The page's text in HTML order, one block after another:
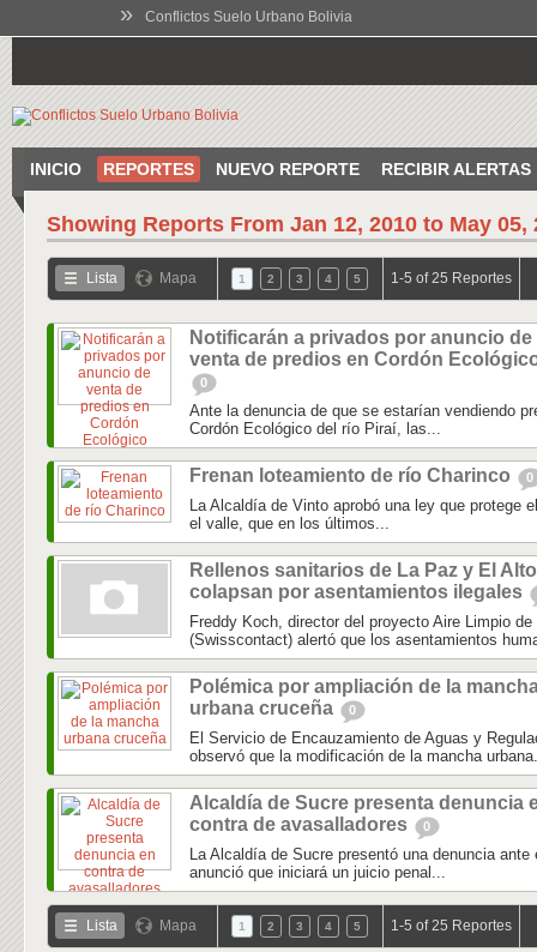
» Conflictos Suelo Urbano Bolivia
INICIO REPORTES NUEVO REPORTE RECIBIR ALERTAS
Showing Reports From Jan 12, 2010 to May 05,
Lista Mapa 1 2 3 4 5 1-5 of 25 Reportes
Notificarán a privados por anuncio de
venta de predios en Cordón
0
Ante la denuncia de que se estarían vendiendo
Cordón Ecológico del río Piraí, las...
Frenan loteamiento de río Charinco 0
La Alcaldía de Vinto aprobó una ley que protege
el valle, que en los últimos...
Rellenos sanitarios de La Paz y El Alto
colapsan por asentamientos ilegales
Freddy Koch, director del proyecto Aire Limpio
(Swisscontact) alertó que los asentamientos
Polémica por ampliación de la
urbana cruceña
0
El Servicio de Encauzamiento de Aguas y
observó que la modificación de la mancha
Alcaldía de Sucre presenta denuncia
contra de avasalladores
0
La Alcaldía de Sucre presentó una denuncia
anunció que iniciará un juicio penal...
Lista Mapa 1 2 3 4 5 1-5 of 25 Reportes